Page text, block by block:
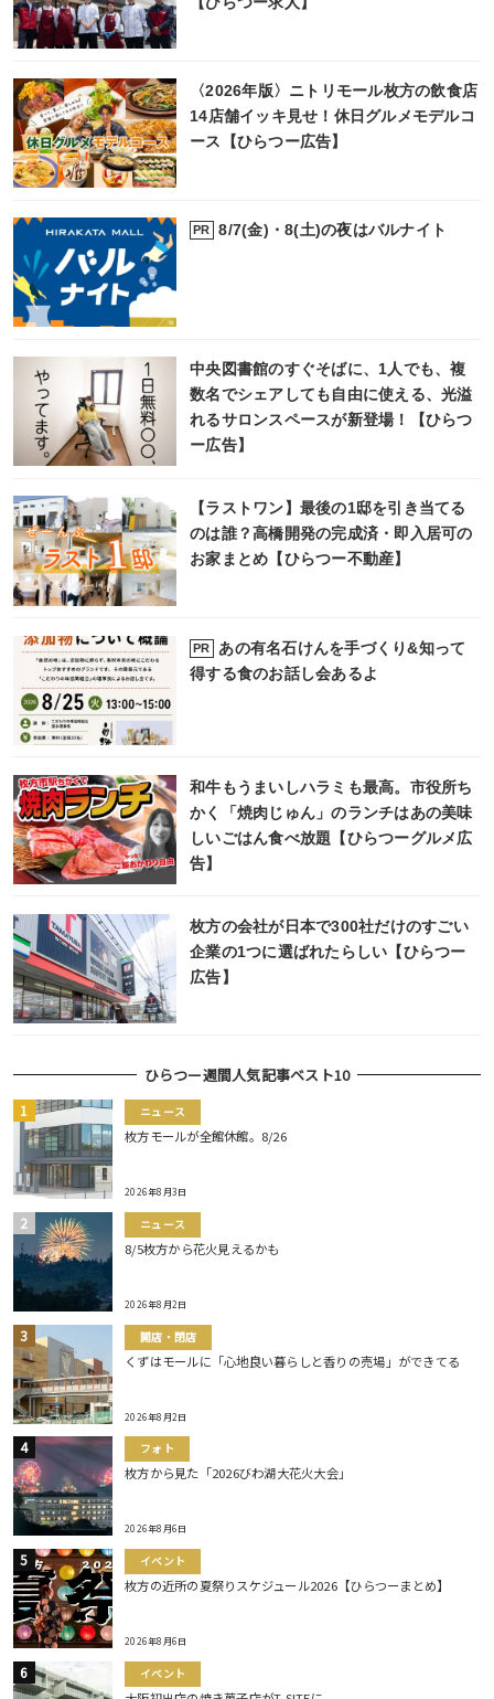
〈2026年版〉ニトリモール枚方の飲食店
14店舗イッキ見せ！休日グルメモデルコ
ース【ひらつー広告】
PR 8/7(金)・8(土)の夜はバルナイト
中央図書館のすぐそばに、1人でも、複
数名でシェアしても自由に使える、光溢
れるサロンスペースが新登場！【ひらつ
ー広告】
【ラストワン】最後の1邸を引き当てる
のは誰？高橋開発の完成済・即入居可の
お家まとめ【ひらつー不動産】
PR
あの有名石けんを手づくり&知って
得する食のお話し会あるよ
和牛もうまいしハラミも最高。市役所ち
かく「焼肉じゅん」のランチはあの美味
しいごはん食べ放題【ひらつーグルメ広
告】
枚方の会社が日本で300社だけのすごい
企業の1つに選ばれたらしい【ひらつー
広告】
ひらつー週間人気記事ベスト10
ニュース
枚方モールが全館休館。8/26
2026年8月3日
ニュース
8/5枚方から花火見えるかも
2026年8月2日
開店・閉店
くずはモールに「心地良い暮らしと香りの売場」ができてる
2026年8月2日
フォト
枚方から見た「2026びわ湖大花火大会」
2026年8月6日
イベント
枚方の近所の夏祭りスケジュール2026【ひらつーまとめ】
2026年8月6日
イベント